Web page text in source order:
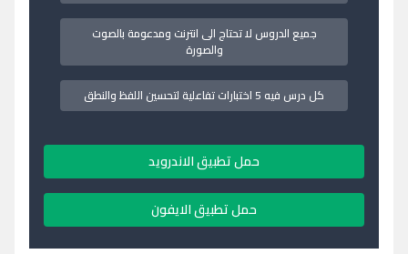
جميع الدروس لا تحتاج الى انترنت ومدعومة بالصوت
والصورة
كل درس فيه 5 اختبارات تفاعلية لتحسين اللفظ والنطق
حمل تطبيق الاندرويد
حمل تطبيق الايفون